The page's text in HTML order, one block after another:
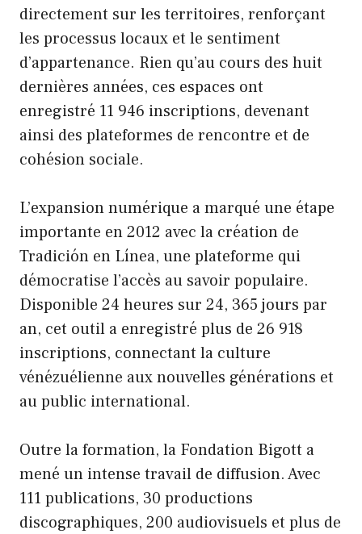
directement sur les territoires, renforçant
les processus locaux et le sentiment
d’appartenance. Rien qu’au cours des huit
dernières années, ces espaces ont
enregistré 11 946 inscriptions, devenant
ainsi des plateformes de rencontre et de
cohésion sociale.
L’expansion numérique a marqué une étape
importante en 2012 avec la création de
Tradición en Línea, une plateforme qui
démocratise l’accès au savoir populaire.
Disponible 24 heures sur 24, 365 jours par
an, cet outil a enregistré plus de 26 918
inscriptions, connectant la culture
vénézuélienne aux nouvelles générations et
au public international.
Outre la formation, la Fondation Bigott a
mené un intense travail de diffusion. Avec
111 publications, 30 productions
discographiques, 200 audiovisuels et plus de